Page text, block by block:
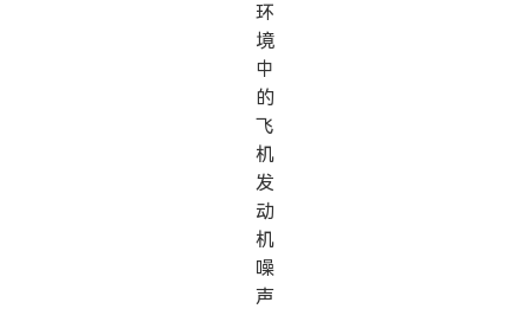
环
境
中
的
飞
机
发
动
机
噪
声